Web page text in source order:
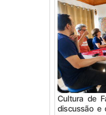
Cultura de
discussão e